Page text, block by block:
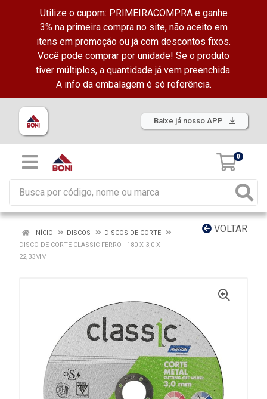
Utilize o cupom: PRIMEIRACOMPRA e ganhe
3% na primeira compra no site, não aceito em
itens em promoção ou já com descontos fixos.
Você pode comprar por unidade! Se o produto
tiver múltiplos, a quantidade já vem preenchida.
A info da embalagem é só referência.
Baixe já nosso APP
0
VOLTAR
INÍCIO DISCOS
DISCOS DE CORTE
DISCO DE CORTE CLASSIC FERRO - 180 X 3,0 X
22,33MM